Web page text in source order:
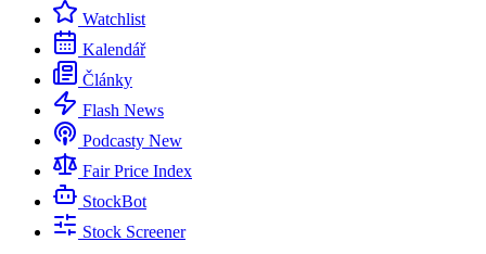
Watchlist
Kalendář
Články
Flash News
Podcasty New
Fair Price Index
StockBot
Stock Screener